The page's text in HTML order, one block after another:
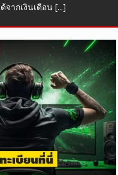
จากเงินเดือน [...]